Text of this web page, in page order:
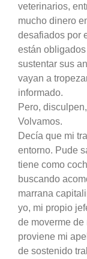
veterinarios,
mucho dinero
desafiados por
están
sustentar sus
vayan a
informado.
Pero,
Volvamos.
Decía que mi
entorno. Pude
tiene como
buscando
marrana
yo, mi propio
de moverme
proviene mi
de sostenido